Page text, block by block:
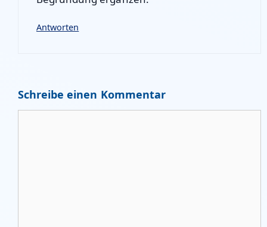
Antworten
Schreibe einen Kommentar